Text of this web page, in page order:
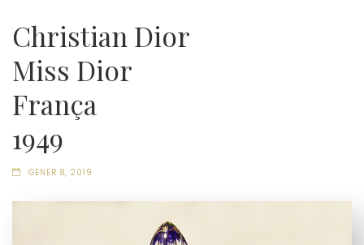
Christian Dior
Miss Dior
França
1949
GENER 8, 2019